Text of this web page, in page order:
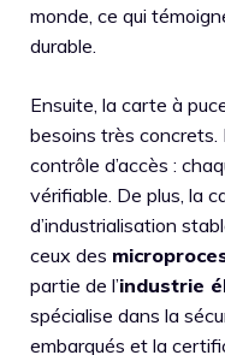
monde, ce qui
durable.
Ensuite, la carte à
besoins très
contrôle d’accès :
vérifiable. De plus, la
d’industrialisation
ceux des
partie de l’industrie
spécialise dans la
embarqués et la